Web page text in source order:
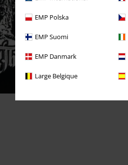
EMP Polska
EMP Suomi
EMP Danmark
Large Belgique